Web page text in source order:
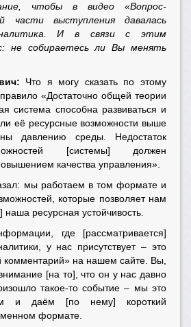
чтобы в видео «Вопрос-
выступления давалась
И в связи с этим
не собираетесь ли Вы менять
Что я могу сказать по этому
«Достаточно общей теории
система способна развиваться и
её ресурсные возможности выше
давлению среды. Недостаток
[системы] должен
качества управления».
мы работаем в том формате и
которые позволяет нам
ресурсная устойчивость.
где [рассматривается]
у нас присутствует – это
комментарий» на нашем сайте. Вы,
[на то], что он у нас давно
такое-то событие – мы это
и даём [по нему] короткий
формате.